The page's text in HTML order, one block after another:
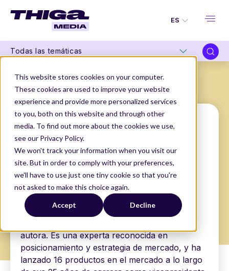
This website stores cookies on your computer.
These cookies are used to improve your website
experience and provide more personalized services
to you, both on this website and through other
media. To find out more about the cookies we use,
see our Privacy Policy.
We won't track your information when you visit our
site. But in order to comply with your preferences,
we'll have to use just one tiny cookie so that you're
not asked to make this choice again.
Accept Decline
ES
Todas las temáticas
THIGA MEDIA
NUESTROS AUTORES
APRIL DUNFORD
April Dunford
Founder
@Ambient Strategy
autora. Es una experta reconocida en
posicionamiento y estrategia de mercado, y ha
lanzado 16 productos en el mercado a lo largo